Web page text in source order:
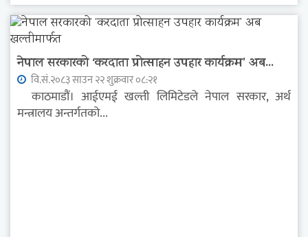
नेपाल सरकारको ‘करदाता प्रोत्साहन उपहार कार्यक्रम’ अब...
वि.सं.२०८३ साउन २२ शुक्रवार ०८:२१
काठमाडौं। आईएमई खल्ती लिमिटेडले नेपाल सरकार, अर्थ
मन्त्रालय अन्तर्गतको...